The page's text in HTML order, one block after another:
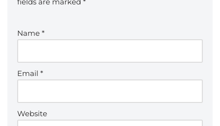
Name *
Email *
Website